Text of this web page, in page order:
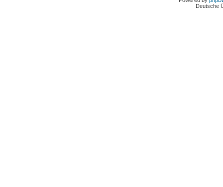
Deutsche